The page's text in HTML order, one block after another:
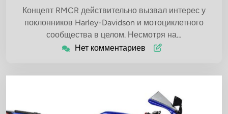
Концепт RMCR действительно вызвал интерес у
поклонников Harley-Davidson и мотоциклетного
сообщества в целом. Несмотря на…
Нет комментариев